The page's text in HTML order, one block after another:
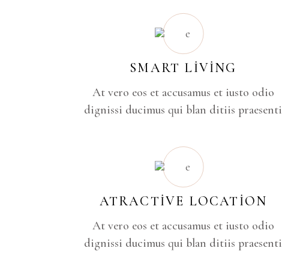
SMART LIVING
At vero eos et accusamus et iusto odio
dignissi ducimus qui blan ditiis praesenti
ATRACTIVE LOCATION
At vero eos et accusamus et iusto odio
dignissi ducimus qui blan ditiis praesenti